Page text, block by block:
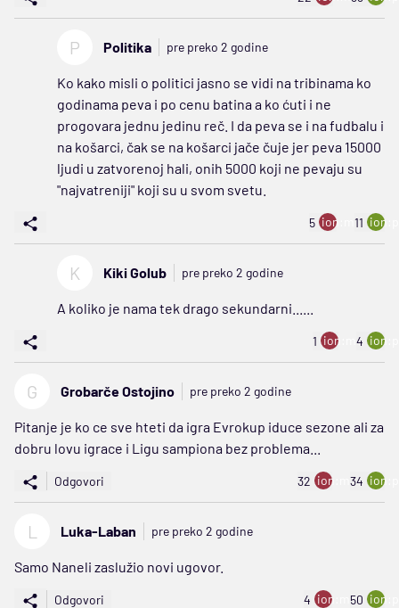
P Politika pre preko 2 godine
Ko kako misli o politici jasno se vidi na tribinama ko
godinama peva i po cenu batina a ko ćuti i ne
progovara jednu jedinu reč. I da peva se i na fudbalu i
na košarci, čak se na košarci jače čuje jer peva 15000
ljudi u zatvorenoj hali, onih 5000 koji ne pevaju su
"najvatreniji" koji su u svom svetu.
5 ion:minus
11
K Kiki Golub pre preko 2 godine
A koliko je nama tek drago sekundarni......
1 ion:minus
4
G Grobarče Ostojino pre preko 2 godine
Pitanje je ko ce sve hteti da igra Evrokup iduce sezone ali za
dobru lovu igrace i Ligu sampiona bez problema...
Odgovori 32 ion:minus
34
L Luka-Laban pre preko 2 godine
Samo Naneli zaslužio novi ugovor.
Odgovori 4 ion:minus
50